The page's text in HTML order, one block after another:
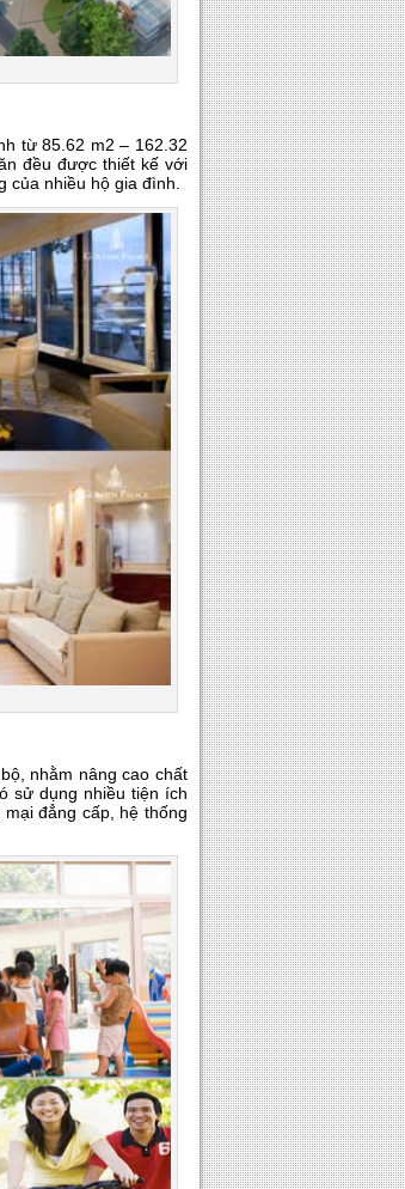
từ 85.62 m2 – 162.32
đều được thiết kế với
nhiều hộ gia đình.
nhằm nâng cao chất
sử dụng nhiều tiện ích
đẳng cấp, hệ thống